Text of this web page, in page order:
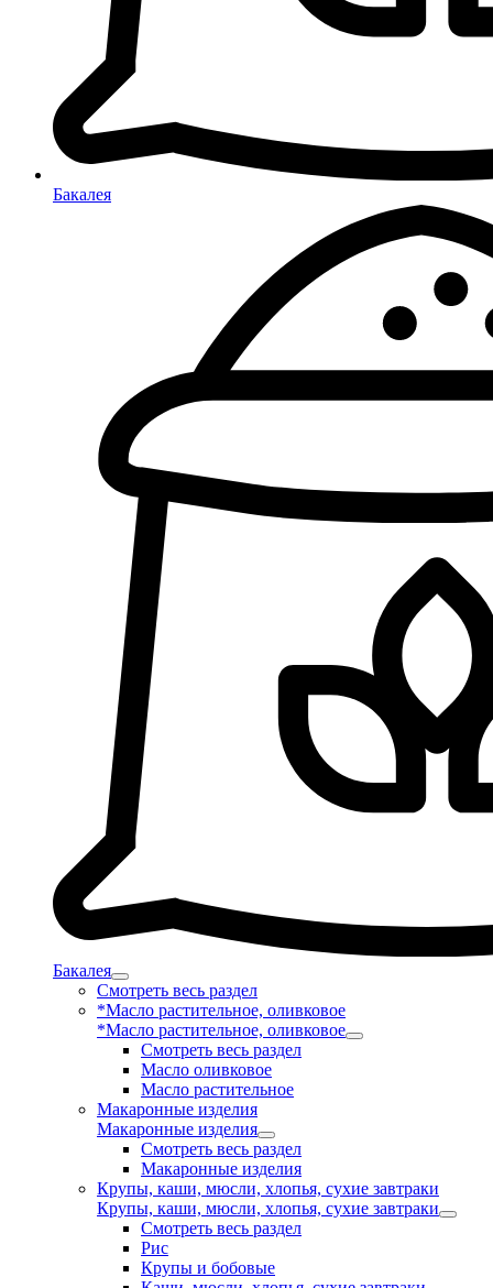
Бакалея
Бакалея
Смотреть весь раздел
*Масло растительное, оливковое
*Масло растительное, оливковое
Смотреть весь раздел
Масло оливковое
Масло растительное
Макаронные изделия
Макаронные изделия
Смотреть весь раздел
Макаронные изделия
Крупы, каши, мюсли, хлопья, сухие завтраки
Крупы, каши, мюсли, хлопья, сухие завтраки
Смотреть весь раздел
Рис
Крупы и бобовые